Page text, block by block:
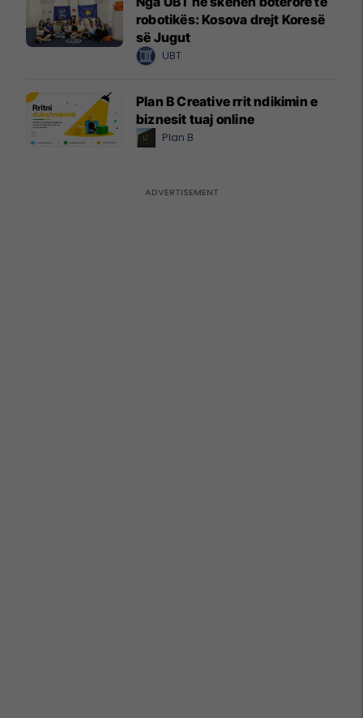
robotikës: Kosova drejt Koresë
së Jugut
UBT
Plan B Creative rrit ndikimin e
biznesit tuaj online
Plan B